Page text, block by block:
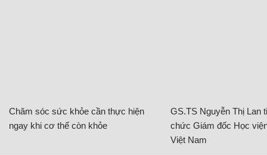
Chăm sóc sức khỏe cần thực hiện
ngay khi cơ thể còn khỏe
GS.TS Nguyễn Thị Lan
chức Giám đốc Học
Việt Nam